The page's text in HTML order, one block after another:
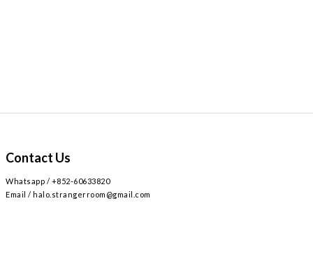
Contact Us
Whatsapp / +852-60633820
Email / halo.strangerroom@gmail.com